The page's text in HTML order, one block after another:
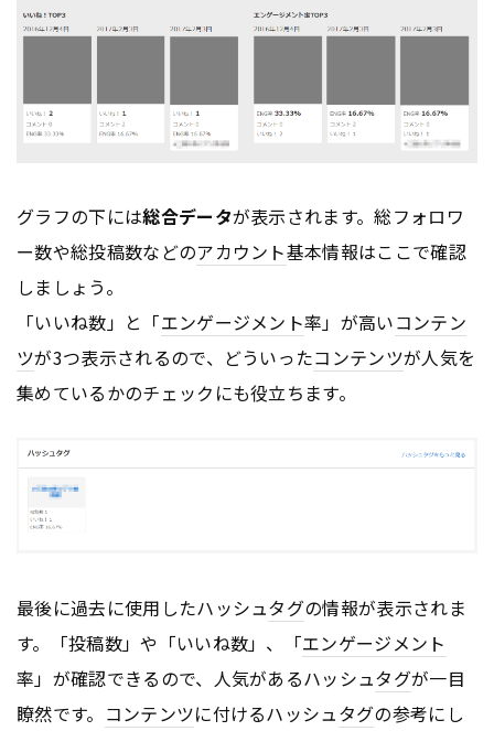
グラフの下には総合データが表示されます。総フォロワ
ー数や総投稿数などのアカウント基本情報はここで確認
しましょう。
「いいね数」と「エンゲージメント率」が高いコンテン
ツが3つ表示されるので、どういったコンテンツが人気を
集めているかのチェックにも役立ちます。
最後に過去に使用したハッシュタグの情報が表示されま
す。「投稿数」や「いいね数」、「エンゲージメント
率」が確認できるので、人気があるハッシュタグが一目
瞭然です。 コンテンツに付けるハッシュタグの参考にし